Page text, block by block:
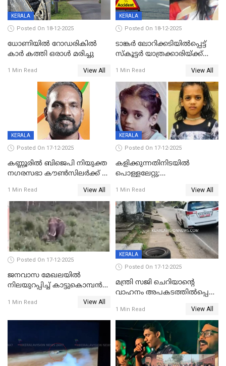
KERALA
Posted On 18-12-2025
ധോണിയിൽ റോഡരികിൽ
കാർ കത്തി ഒരാൾ മരിച്ചു
1 Min Read View All
KERALA
Posted On 18-12-2025
ടാങ്കർ ലോറിക്കടിയിൽപ്പെട്ട്
സ്കൂട്ടർ യാത്രക്കാരിയ്ക്ക്
കണ്ടോത്ത് ദേശീയ പാതയിൽ
1 Min Read View All
KERALA
Posted On 17-12-2025
കണ്ണൂരിൽ ബിജെപി നിയുക്ത
നഗരസഭാ കൗൺസിലർക്ക് 36
1 Min Read View All
KERALA
Posted On 17-12-2025
കളിക്കുന്നതിനിടയിൽ
പൊള്ളലേറ്റു;
ക്ലാസ് വിദ്യാർത്ഥിനി മരിച്ചു
1 Min Read View All
Posted On 17-12-2025
ജനവാസ മേഖലയില്‍
നിലയുറപ്പിച്ച് കാട്ടുകൊമ്പന്‍
1 Min Read View All
KERALA
Posted On 17-12-2025
മന്ത്രി സജി ചെറിയാന്റെ
വാഹനം അപകടത്തിൽപ്പെട്ടു;
രക്ഷപ്പെട്ടത് തലനാരിടയ്ക്ക്
1 Min Read View All